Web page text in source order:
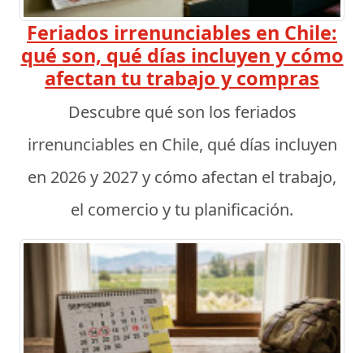
Feriados irrenunciables en Chile:
qué son, qué días incluyen y cómo
afectan tu trabajo y compras
Descubre qué son los feriados
irrenunciables en Chile, qué días incluyen
en 2026 y 2027 y cómo afectan el trabajo,
el comercio y tu planificación.